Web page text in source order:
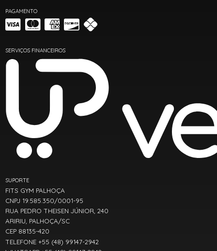
PAGAMENTO
SERVIÇOS FINANCEIROS
SUPORTE
FITS GYM PALHOÇA
CNPJ 19.585.350/0001-95
RUA PEDRO THEISEN JÚNIOR, 240
ARIRIU, PALHOÇA/SC
CEP 88135-420
TELEFONE +55 (48) 99147-2942